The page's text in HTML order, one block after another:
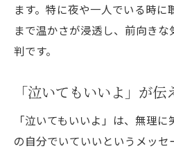
ます。特に夜や一人でいる時に
まで温かさが浸透し、前向き
判です。
「泣いてもいいよ」が
「泣いてもいいよ」は、無理
の自分でいていいというメッセ